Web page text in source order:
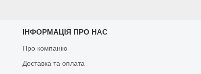
ІНФОРМАЦІЯ ПРО НАС
Про компанію
Доставка та оплата